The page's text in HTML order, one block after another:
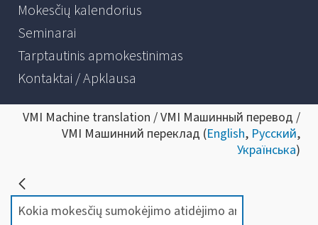
Mokesčių kalendorius
Seminarai
Tarptautinis apmokestinimas
Kontaktai / Apklausa
VMI Machine translation / VMI Машинный перевод /
VMI Машинний переклад (English, Русский,
Українська)